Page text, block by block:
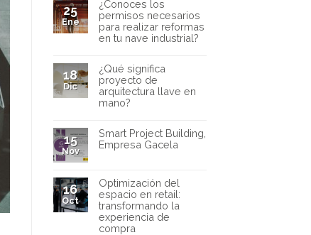
25
Ene
¿Conoces los
permisos necesarios
para realizar reformas
en tu nave industrial?
18
Dic
¿Qué significa
proyecto de
arquitectura llave en
mano?
15
Nov
Smart Project Building,
Empresa Gacela
16
Oct
Optimización del
espacio en retail:
transformando la
experiencia de
compra